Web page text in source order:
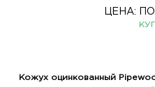
ЦЕНА:
Кожух оцинкованный